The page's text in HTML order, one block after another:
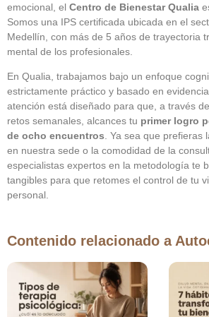
emocional, el Centro de Bienestar Qualia
Somos una IPS certificada ubicada en el
Medellín, con más de 5 años de trayectoria
mental de los profesionales.
En Qualia, trabajamos bajo un enfoque
estrictamente práctico y basado en
atención está diseñado para que, a través
retos semanales, alcances tu primer logro
de ocho encuentros . Ya sea que
en nuestra sede o la comodidad de la
especialistas expertos en la metodología te
tangibles para que retomes el control de tu
personal.
Contenido relacionado a